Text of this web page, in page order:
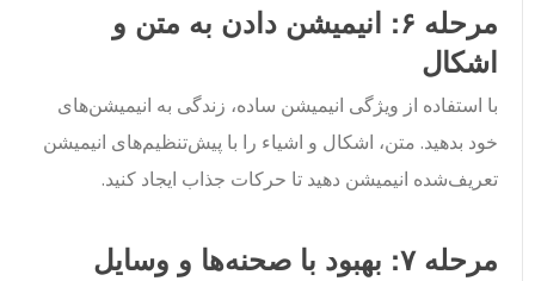
مرحله ۶: انیمیشن دادن به متن و
اشکال
با استفاده از ویژگی انیمیشن ساده، زندگی به انیمیشن‌های
خود بدهید. متن، اشکال و اشیاء را با پیش‌تنظیم‌های انیمیشن
تعریف‌شده انیمیشن دهید تا حرکات جذاب ایجاد کنید.
مرحله ۷: بهبود با صحنه‌ها و وسایل